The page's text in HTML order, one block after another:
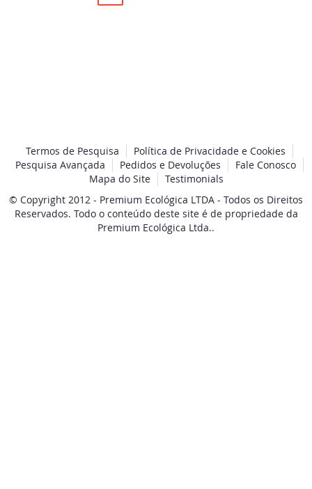
Termos de Pesquisa
Política de Privacidade e Cookies
Pesquisa Avançada
Pedidos e Devoluções
Fale Conosco
Mapa do Site
Testimonials
© Copyright 2012 - Premium Ecológica LTDA - Todos os Direitos
Reservados. Todo o conteúdo deste site é de propriedade da
Premium Ecológica Ltda..